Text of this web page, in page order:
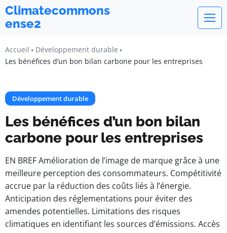
Climatecommons
ense2
Accueil
Développement durable
Les bénéfices d’un bon bilan carbone pour les entreprises
Développement durable
Les bénéfices d’un bon bilan
carbone pour les entreprises
EN BREF Amélioration de l’image de marque grâce à une
meilleure perception des consommateurs. Compétitivité
accrue par la réduction des coûts liés à l’énergie.
Anticipation des réglementations pour éviter des
amendes potentielles. Limitations des risques
climatiques en identifiant les sources d’émissions. Accès